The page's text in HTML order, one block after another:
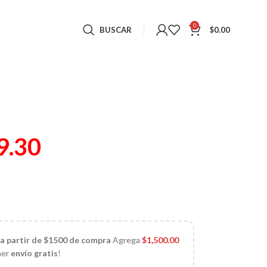
BUSCAR 0 $0.00
partir de $1500 de compra Agrega$1,500.00
envío gratis!